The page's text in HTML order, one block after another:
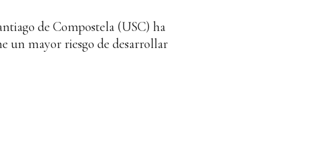
de Compostela (USC) ha
un mayor riesgo de desarrollar